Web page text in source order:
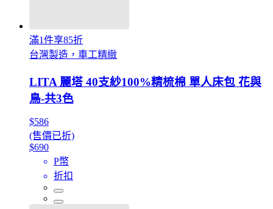
滿1件享85折
台灣製造，車工精緻
LITA 麗塔 40支紗100%精梳棉 單人床包 花與
鳥-共3色
$586
(售價已折)
$690
P幣
折扣